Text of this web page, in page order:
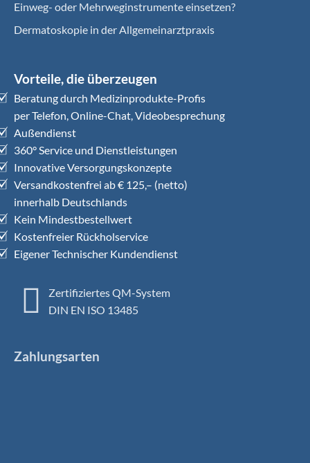
Einweg- oder Mehrweginstrumente einsetzen?
Dermatoskopie in der Allgemeinarztpraxis
Vorteile, die überzeugen
Beratung durch Medizinprodukte-Profis
per Telefon, Online-Chat, Videobesprechung
Außendienst
360° Service und Dienstleistungen
Innovative Versorgungskonzepte
Versandkostenfrei ab € 125,– (netto)
innerhalb Deutschlands
Kein Mindestbestellwert
Kostenfreier Rückholservice
Eigener Technischer Kundendienst
Zertifiziertes QM-System
DIN EN ISO 13485
Zahlungsarten